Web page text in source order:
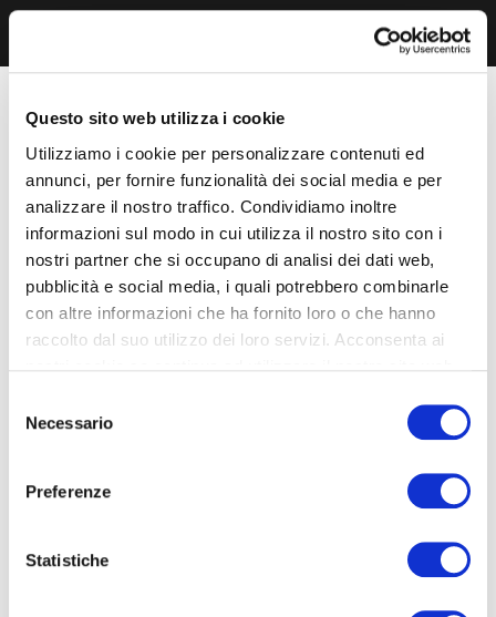
Questo sito web utilizza i cookie
Utilizziamo i cookie per personalizzare contenuti ed
annunci, per fornire funzionalità dei social media e per
analizzare il nostro traffico. Condividiamo inoltre
informazioni sul modo in cui utilizza il nostro sito con i
nostri partner che si occupano di analisi dei dati web,
pubblicità e social media, i quali potrebbero combinarle
con altre informazioni che ha fornito loro o che hanno
raccolto dal suo utilizzo dei loro servizi. Acconsenta ai
delNecessario
Preferenze
Statistiche